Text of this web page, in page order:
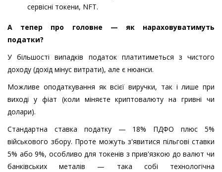
сервісні токени, NFT.
А тепер про головне — як нараховуватимуть
податки?
У більшості випадків податок платитиметься з чистого
доходу (дохід мінус витрати), але є нюанси.
Можливе оподаткування як всієї виручки, так і лише при
виході у фіат (коли міняєте криптовалюту на гривні чи
долари).
Стандартна ставка податку — 18% ПДФО плюс 5%
військового збору. Проте можуть з'явитися пільгові ставки
5% або 9%, особливо для токенів з прив'язкою до валют чи
банківських металів — така собі технологічна